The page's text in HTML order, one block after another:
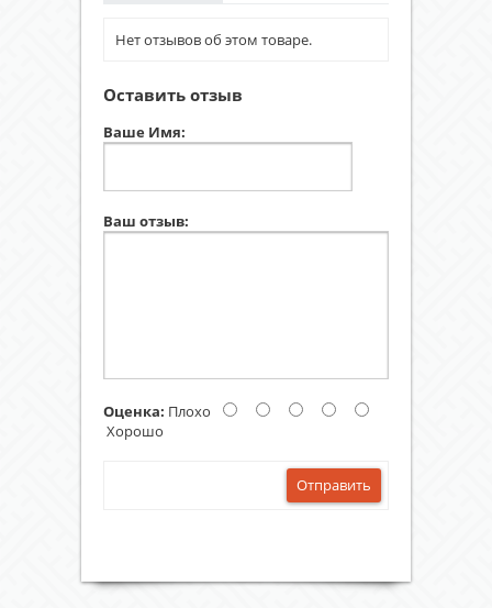
Нет отзывов об этом товаре.
Оставить отзыв
Ваше Имя:
Ваш отзыв:
Оценка: Плохо
Хорошо
Отправить